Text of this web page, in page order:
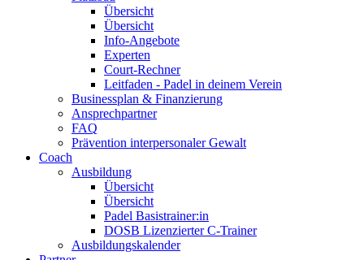
Übersicht
Übersicht
Info-Angebote
Experten
Court-Rechner
Leitfaden - Padel in deinem Verein
Businessplan & Finanzierung
Ansprechpartner
FAQ
Prävention interpersonaler Gewalt
Coach
Ausbildung
Übersicht
Übersicht
Padel Basistrainer:in
DOSB Lizenzierter C-Trainer
Ausbildungskalender